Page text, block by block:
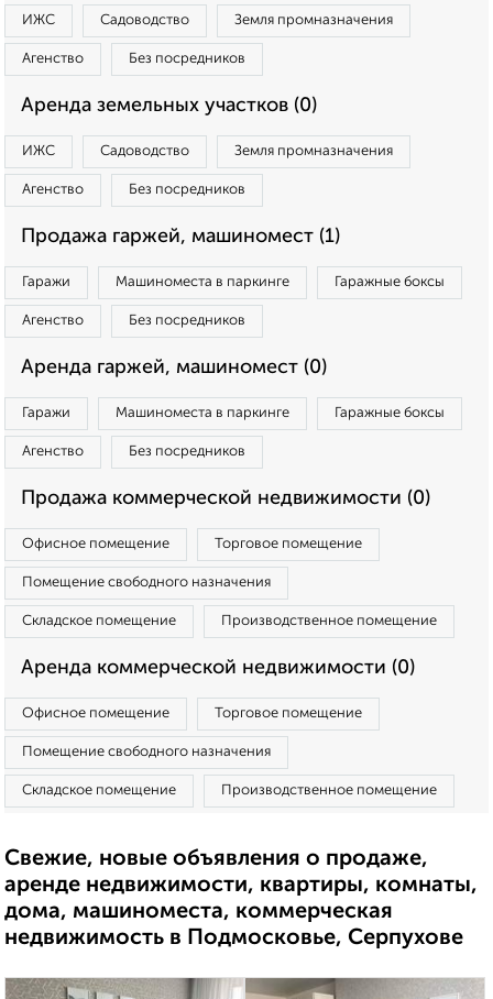
ИЖС Садоводство Земля промназначения
Агенство Без посредников
Аренда земельных участков (0)
ИЖС Садоводство Земля промназначения
Агенство Без посредников
Продажа гаржей, машиномест (1)
Гаражи Машиноместа в паркинге Гаражные боксы
Агенство Без посредников
Аренда гаржей, машиномест (0)
Гаражи Машиноместа в паркинге Гаражные боксы
Агенство Без посредников
Продажа коммерческой недвижимости (0)
Офисное помещение Торговое помещение
Помещение свободного назначения
Складское помещение Производственное помещение
Аренда коммерческой недвижимости (0)
Офисное помещение Торговое помещение
Помещение свободного назначения
Складское помещение Производственное помещение
Свежие, новые объявления о продаже,
аренде недвижимости, квартиры, комнаты,
дома, машиноместа, коммерческая
недвижимость в Подмосковье, Серпухове